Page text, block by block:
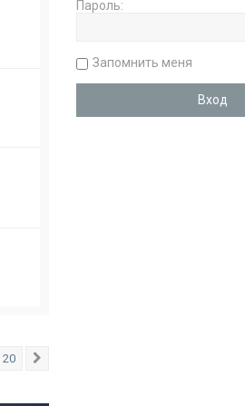
20
Пароль:
Запомнить меня